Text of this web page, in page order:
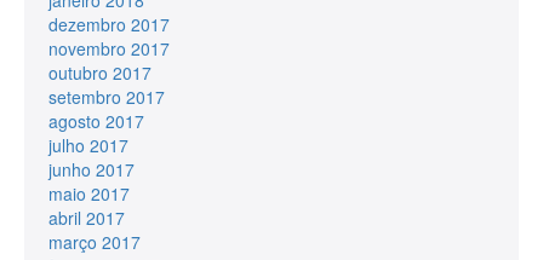
dezembro 2017
novembro 2017
outubro 2017
setembro 2017
agosto 2017
julho 2017
junho 2017
maio 2017
abril 2017
março 2017